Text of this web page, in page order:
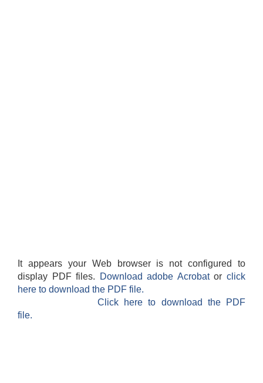
It appears your Web browser is not configured to
display PDF files.
Download adobe Acrobatorclick
here to download the PDF file.
Click here to download the PDF
file.